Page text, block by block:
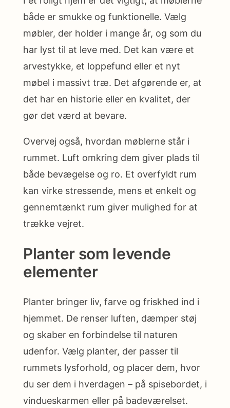
både er smukke og funktionelle. Vælg
møbler, der holder i mange år, og som du
har lyst til at leve med. Det kan være et
arvestykke, et loppefund eller et nyt
møbel i massivt træ. Det afgørende er, at
det har en historie eller en kvalitet, der
gør det værd at bevare.
Overvej også, hvordan møblerne står i
rummet. Luft omkring dem giver plads til
både bevægelse og ro. Et overfyldt rum
kan virke stressende, mens et enkelt og
gennemtænkt rum giver mulighed for at
trække vejret.
Planter som levende
elementer
Planter bringer liv, farve og friskhed ind i
hjemmet. De renser luften, dæmper støj
og skaber en forbindelse til naturen
udenfor. Vælg planter, der passer til
rummets lysforhold, og placer dem, hvor
du ser dem i hverdagen – på spisebordet, i
vindueskarmen eller på badeværelset.